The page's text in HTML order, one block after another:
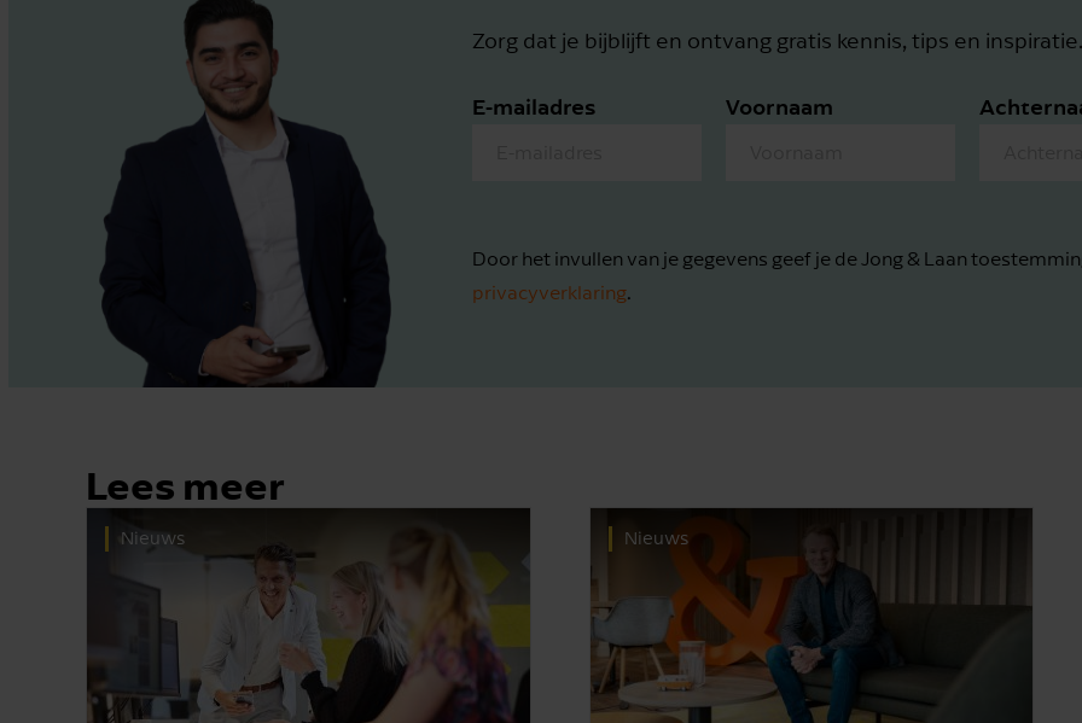
Zorg dat je bijblijft en ontvang gratis kennis, tips en inspiratie.
E-mailadres Voornaam
Door het invullen van je gegevens geef je de Jong & Laan
privacyverklaring.
Lees meer
Nieuws Nieuws